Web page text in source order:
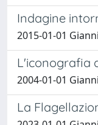
Indagine
2015-01-01
L'iconografia
2004-01-01
La